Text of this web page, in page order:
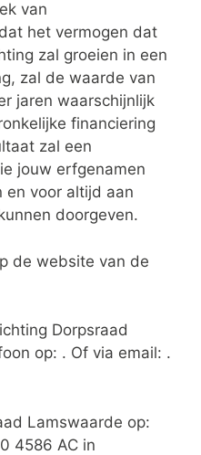
van
het vermogen dat
zal groeien in een
zal de waarde van
jaren waarschijnlijk
financiering
zal een
jouw erfgenamen
en voor altijd aan
doorgeven.
de website van de
Dorpsraad
op: . Of via email: .
Lamswaarde op:
4586 AC in